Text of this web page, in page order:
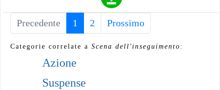
Precedente 1 (current)
2 Prossimo
Categorie correlate a Scena dell'inseguimento :
Azione
Suspense